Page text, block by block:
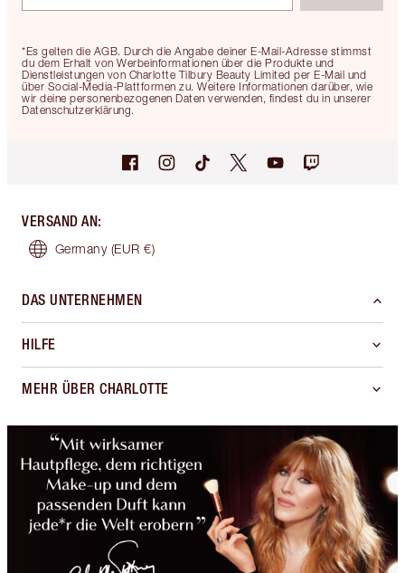
*Es gelten die AGB. Durch die Angabe deiner E-Mail-Adresse stimmst
du dem Erhalt von Werbeinformationen über die Produkte und
Dienstleistungen von Charlotte Tilbury Beauty Limited per E-Mail und
über Social-Media-Plattformen zu. Weitere Informationen darüber, wie
wir deine personenbezogenen Daten verwenden, findest du in unserer
Datenschutzerklärung.
VERSAND AN:
Germany (EUR €)
DAS UNTERNEHMEN
HILFE
MEHR ÜBER CHARLOTTE